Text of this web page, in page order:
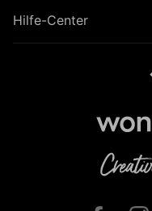
Hilfe-Center